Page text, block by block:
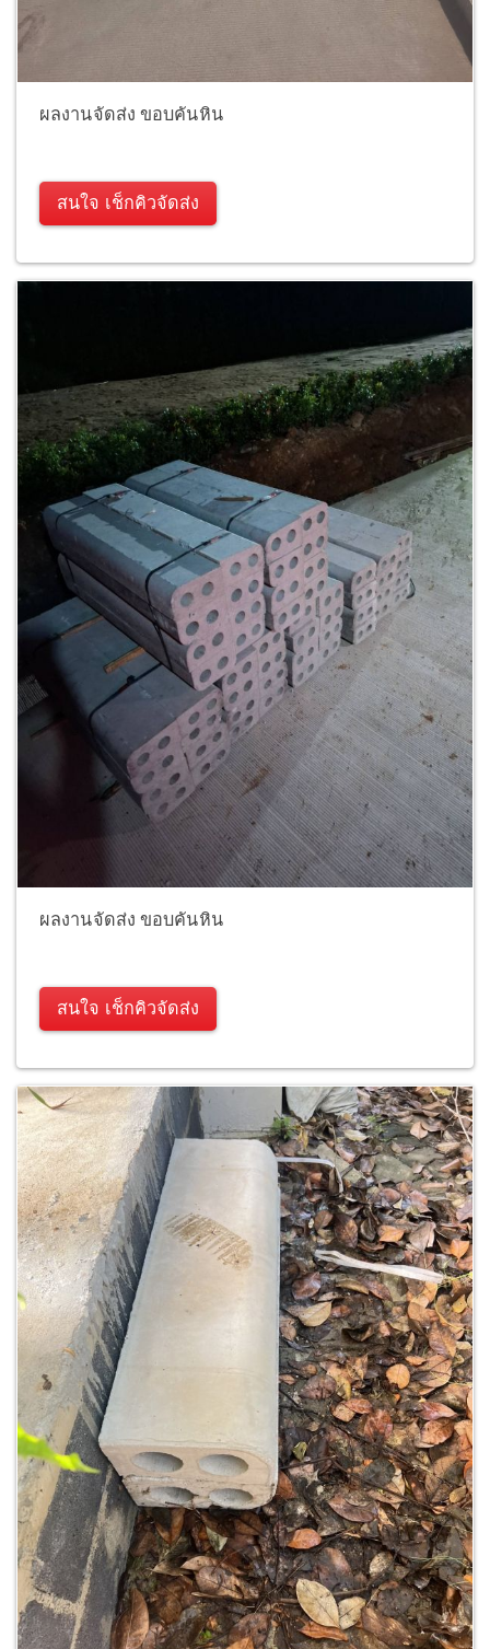
ผลงานจัดส่ง ขอบคันหิน
สนใจ เช็กคิวจัดส่ง
ผลงานจัดส่ง ขอบคันหิน
สนใจ เช็กคิวจัดส่ง